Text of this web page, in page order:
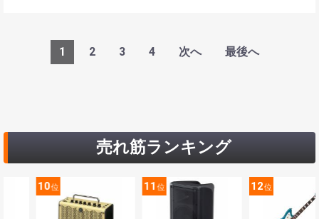
1 2 3 4 次へ 最後へ
売れ筋ランキング
11位 12位 13位